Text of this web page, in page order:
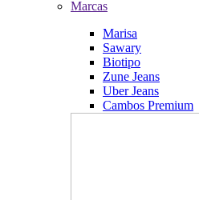
Marcas
Marisa
Sawary
Biotipo
Zune Jeans
Uber Jeans
Cambos Premium